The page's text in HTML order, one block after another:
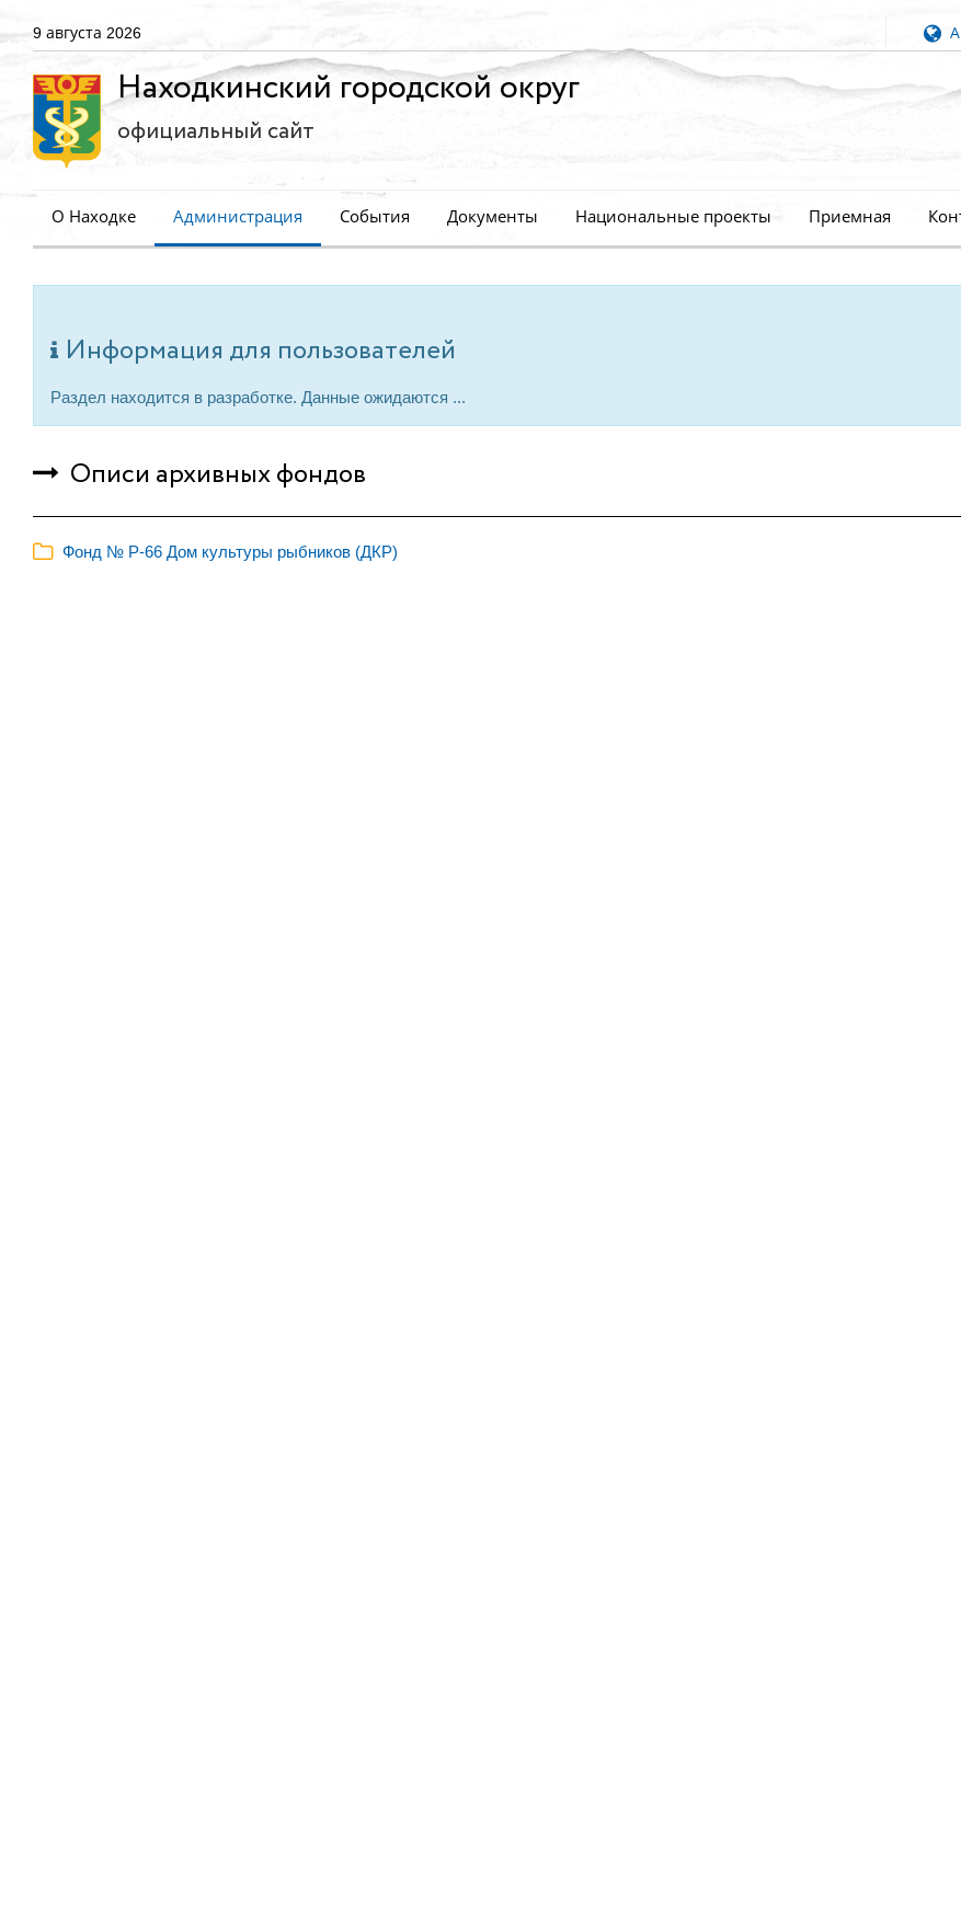
9 августа 2026
Находкинский городской округ
официальный сайт
О Находке Администрация События Документы Национальные проекты Приемная
Информация для пользователей
Раздел находится в разработке. Данные ожидаются ...
Описи архивных фондов
Фонд № Р-66 Дом культуры рыбников (ДКР)